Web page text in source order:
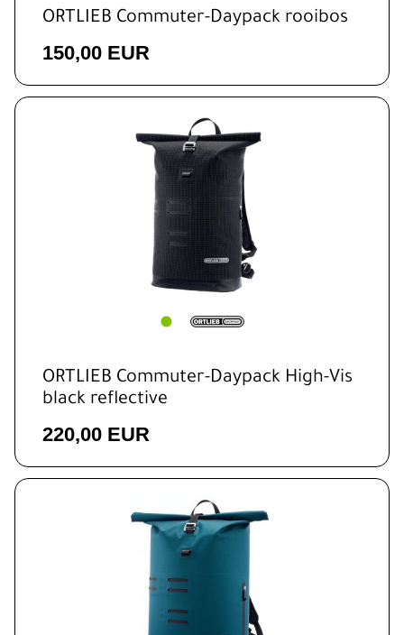
ORTLIEB Commuter-Daypack rooibos
150,00 EUR
ORTLIEB Commuter-Daypack High-Vis
black reflective
220,00 EUR